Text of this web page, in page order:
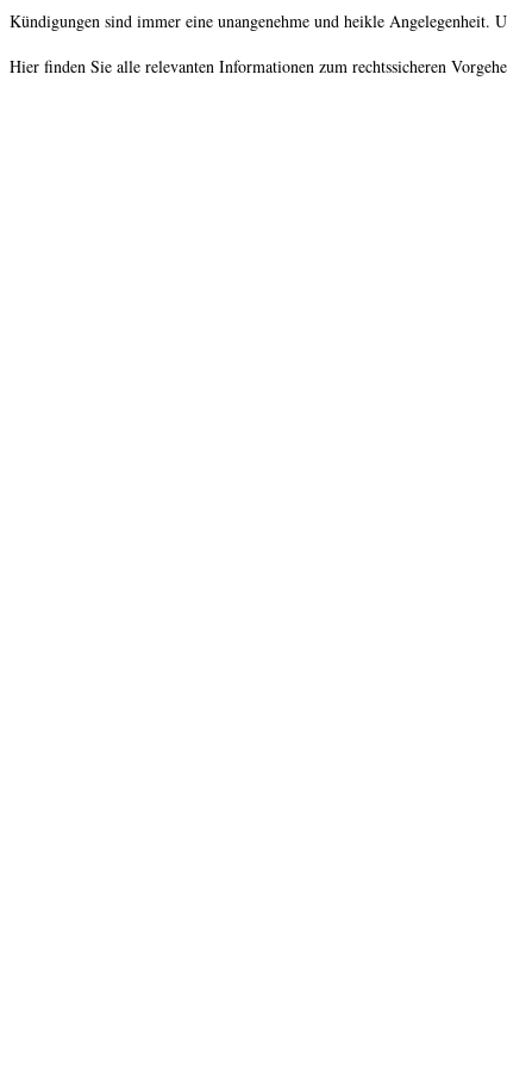
Kündigungen sind immer eine unangenehme und heikle Angelegenheit.
Hier finden Sie alle relevanten Informationen zum rechtssicheren